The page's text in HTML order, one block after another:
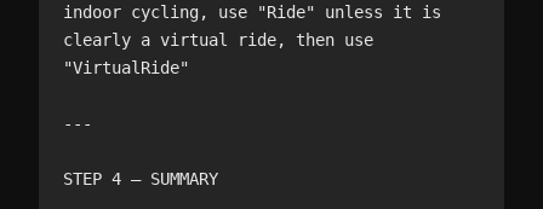
indoor cycling, use "Ride" unless it is
clearly a virtual ride, then use
"VirtualRide"
---
STEP 4 — SUMMARY